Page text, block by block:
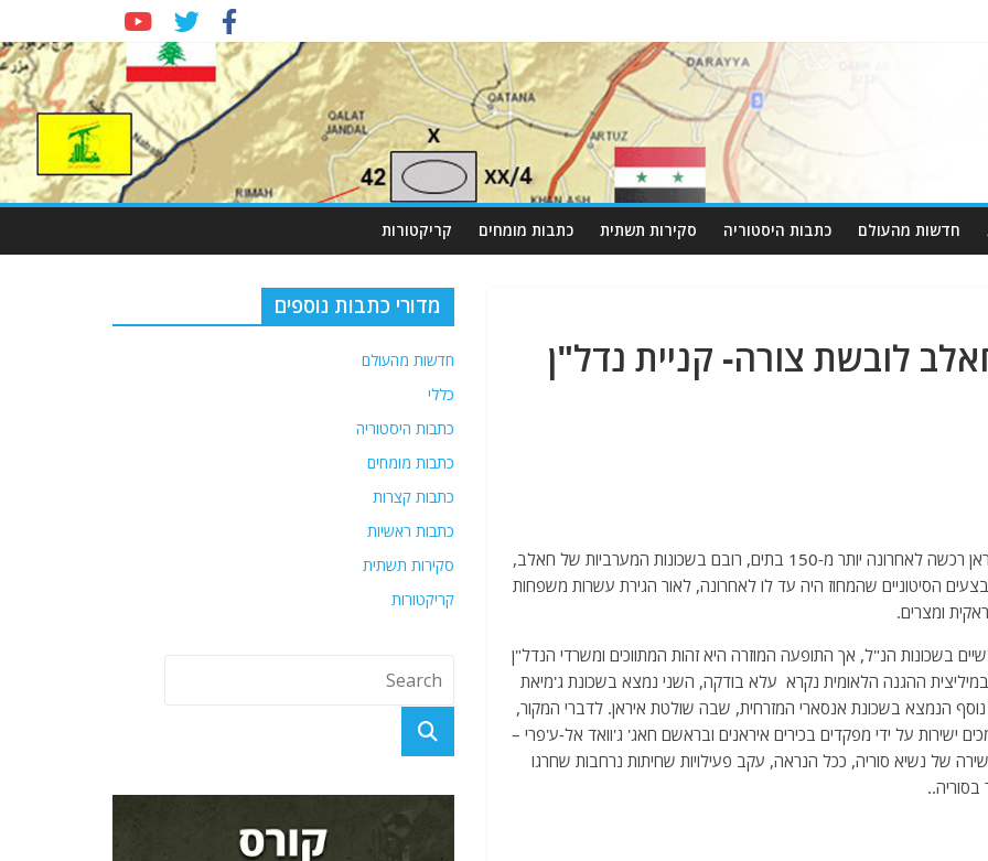
חדשות מהעולם כתבות היסטוריה סקירות תשתית כתבות מומחים קריקטורות
לובשת צורה- קניית נדל"ן
מקורות בעיר חאלב אישרו לרשת החדשות "סוריאת" כי איראן רכשה לאחרונה יותר מ-150 בתים, רובם בשכונות המערביות של חאלב,
הסיטוניים שהמחוז היה עד לו לאחרונה, לאור הגירת עשרות משפחות
ומצרים.
בשכונות הנ"ל, אך התופעה המוזרה היא זהות המתווכים ומשרדי הנדל"ן
ההגנה הלאומית נקרא עלא בודקה, השני נמצא בשכונת ג'מיאת
נוסף הנמצא בשכונת אנסארי המזרחית, שבה שולטת איראן. לדברי המקור,
ישירות על ידי מפקדים בכירים איראנים ובראשם חאג' ג'וואד אל-ע'פרי –
של נשיא סוריה, ככל הנראה, עקב פעילויות שחיתות נרחבות שחרגו
מדורי כתבות נוספים
חדשות מהעולם
כללי
כתבות היסטוריה
כתבות מומחים
כתבות קצרות
כתבות ראשיות
סקירות תשתית
קריקטורות